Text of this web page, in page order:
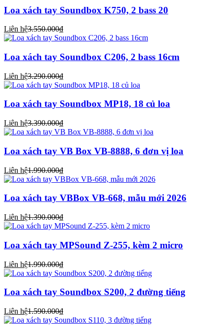
Loa xách tay Soundbox K750, 2 bass 20
Liên hệ3.550.000₫
Loa xách tay Soundbox C206, 2 bass 16cm
Liên hệ3.290.000₫
Loa xách tay Soundbox MP18, 18 củ loa
Liên hệ3.390.000₫
Loa xách tay VB Box VB-8888, 6 đơn vị loa
Liên hệ1.990.000₫
Loa xách tay VBBox VB-668, mẫu mới 2026
Liên hệ1.390.000₫
Loa xách tay MPSound Z-255, kèm 2 micro
Liên hệ1.990.000₫
Loa xách tay Soundbox S200, 2 đường tiếng
Liên hệ1.590.000₫